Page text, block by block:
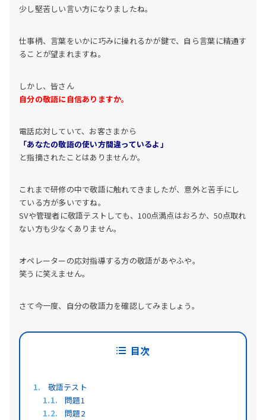
少し堅苦しい言い方になりましたね。
仕事柄、言葉をいかに巧みに操れるかが鍵で、自ら言葉に精通す
ることが望まれますね。
しかし、皆さん
自分の敬語に自信ありますか。
電話応対していて、お客さまから
「あなたの敬語の使い方間違っているよ」
と指摘されたことはありませんか。
これまで研修の中で敬語に触れてきましたが、意外と苦手にし
ている方が多いですね。
SVや管理者に敬語テストしても、100点満点はおろか、50点取れ
ない方も少なくありません。
オペレーターの応対指導する方の敬語があやふや。
笑うに笑えません。
さて今一度、自分の敬語力を確認してみましょう。
目次
敬語テスト
問題1
問題2